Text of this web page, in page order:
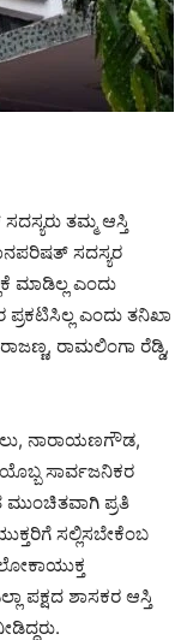
ತಮ್ಮ ಆಸ್ತಿ
ಸದಸ್ಯರ
ಮಾಡಿಲ್ಲ ಎಂದು
ಎಂದು ತನಿಖಾ
ರಾಮಲಿಂಗಾ ರೆಡ್ಡಿ,
ನಾರಾಯಣಗೌಡ,
ಸಾರ್ವಜನಿಕರ
ಪ್ರತಿ
ಸಲ್ಲಿಸಬೇಕೆಂಬ
ಪಕ್ಷದ ಶಾಸಕರ ಆಸ್ತಿ